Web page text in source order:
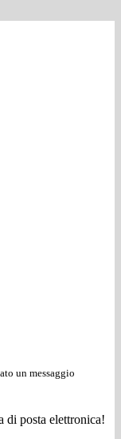
un messaggio
di posta elettronica!